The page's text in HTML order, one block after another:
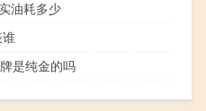
油耗多少
是纯金的吗